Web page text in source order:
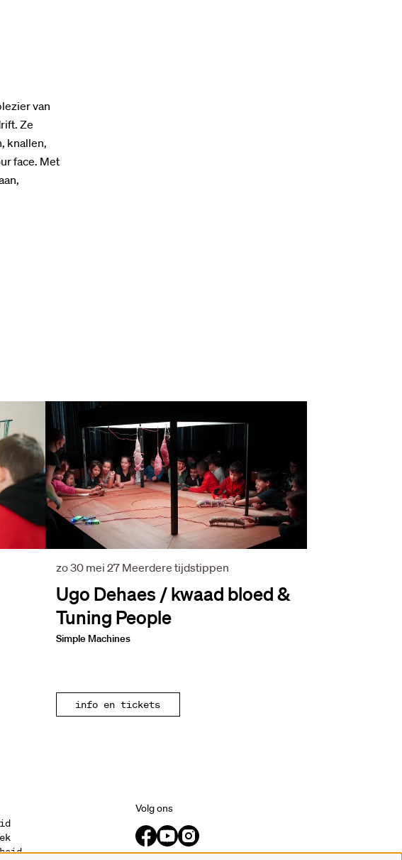
van
Ze
knallen,
face. Met
Ugo Dehaes / kwaad bloed &
Tuning People
Simple Machines
zo 30 mei 27 Meerdere tijdstippen
info en tickets
Volg ons